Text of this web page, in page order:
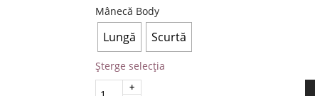
Mânecă Body
Lungă Scurtă
Șterge selecția
Quantity